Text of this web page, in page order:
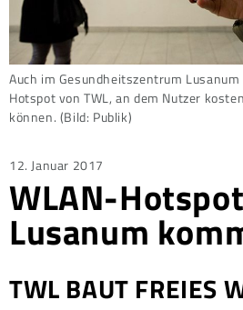
Auch im Gesundheitszentrum
Hotspot von TWL, an dem Nutzer
können. (Bild: Publik)
Posted
on
12. Januar 2017
WLAN-
Lusanum
TWL BAUT FREIES